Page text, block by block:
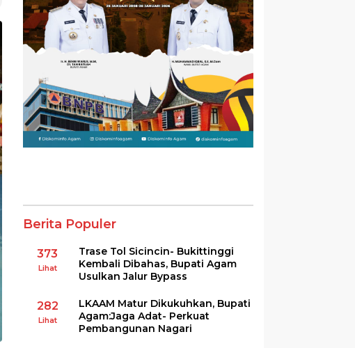
Berita Populer
373
Lihat
Trase Tol Sicincin- Bukittinggi
Kembali Dibahas, Bupati Agam
Usulkan Jalur Bypass
282
Lihat
LKAAM Matur Dikukuhkan, Bupati
Agam:Jaga Adat- Perkuat
Pembangunan Nagari